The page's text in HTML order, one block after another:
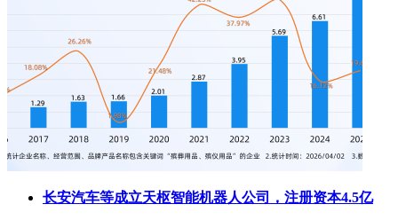
长安汽车等成立天枢智能机器人公司，注册资本4.5亿